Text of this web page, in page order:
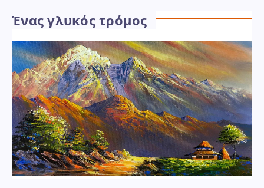
Ένας γλυκός τρόμος